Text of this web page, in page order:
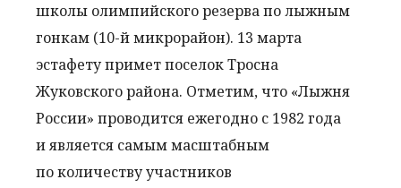
школы олимпийского резерва по лыжным
гонкам (10-й микрорайон). 13 марта
эстафету примет поселок Тросна
Жуковского района. Отметим, что «Лыжня
России» проводится ежегодно с 1982 года
и является самым масштабным
по количеству участников